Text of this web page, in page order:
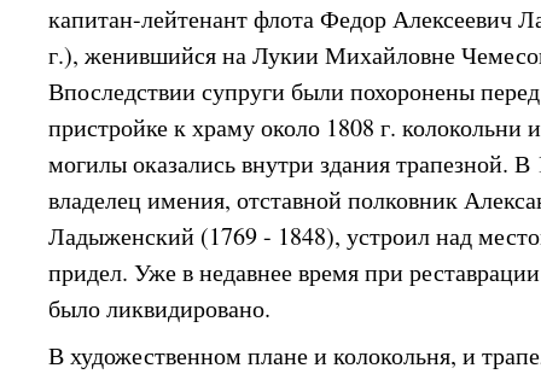
капитан-лейтенант флота Федор Алексеевич
г.), женившийся на Лукии Михайловне
Впоследствии супруги были похоронены
пристройке к храму около 1808 г. колокольни
могилы оказались внутри здания трапезной.
владелец имения, отставной полковник
Ладыженский (1769 - 1848), устроил над
придел. Уже в недавнее время при
было ликвидировано.
В художественном плане и колокольня, и